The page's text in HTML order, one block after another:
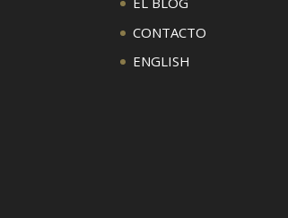
CONTACTO
ENGLISH